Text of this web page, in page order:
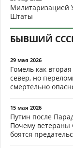
Милитаризацией
Штаты
БЫВШИЙ
29 мая 2026
Гомель как
север, но
смертельно
15 мая 2026
Путин после
Почему
боятся